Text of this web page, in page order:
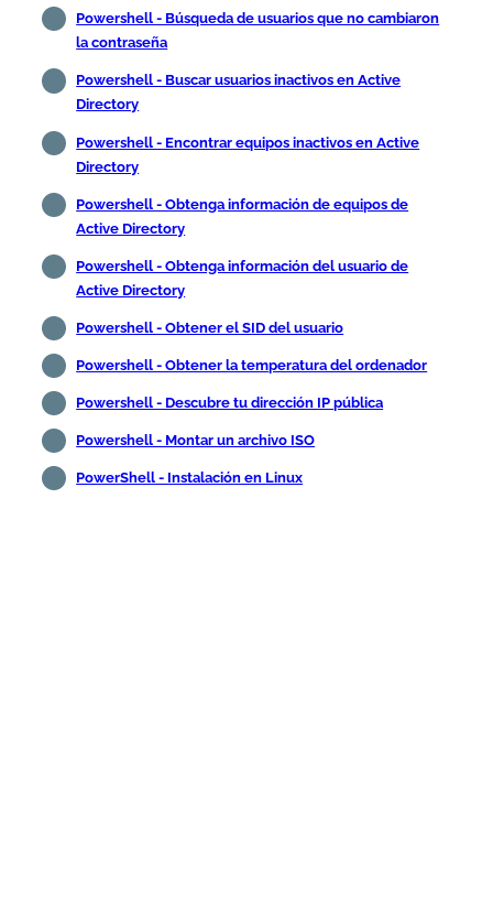
Powershell - Búsqueda de usuarios que no cambiaron
la contraseña
Powershell - Buscar usuarios inactivos en Active
Directory
Powershell - Encontrar equipos inactivos en Active
Directory
Powershell - Obtenga información de equipos de
Active Directory
Powershell - Obtenga información del usuario de
Active Directory
Powershell - Obtener el SID del usuario
Powershell - Obtener la temperatura del ordenador
Powershell - Descubre tu dirección IP pública
Powershell - Montar un archivo ISO
PowerShell - Instalación en Linux